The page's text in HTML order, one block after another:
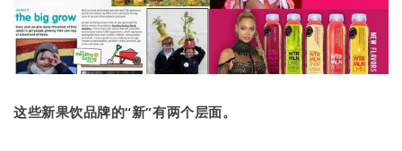
这些新果饮品牌的“新”有两个层面。